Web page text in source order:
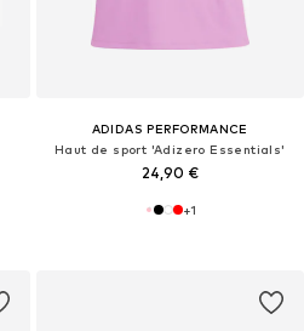
ADIDAS PERFORMANCE
Haut de sport 'Adizero Essentials'
24,90 €
+1